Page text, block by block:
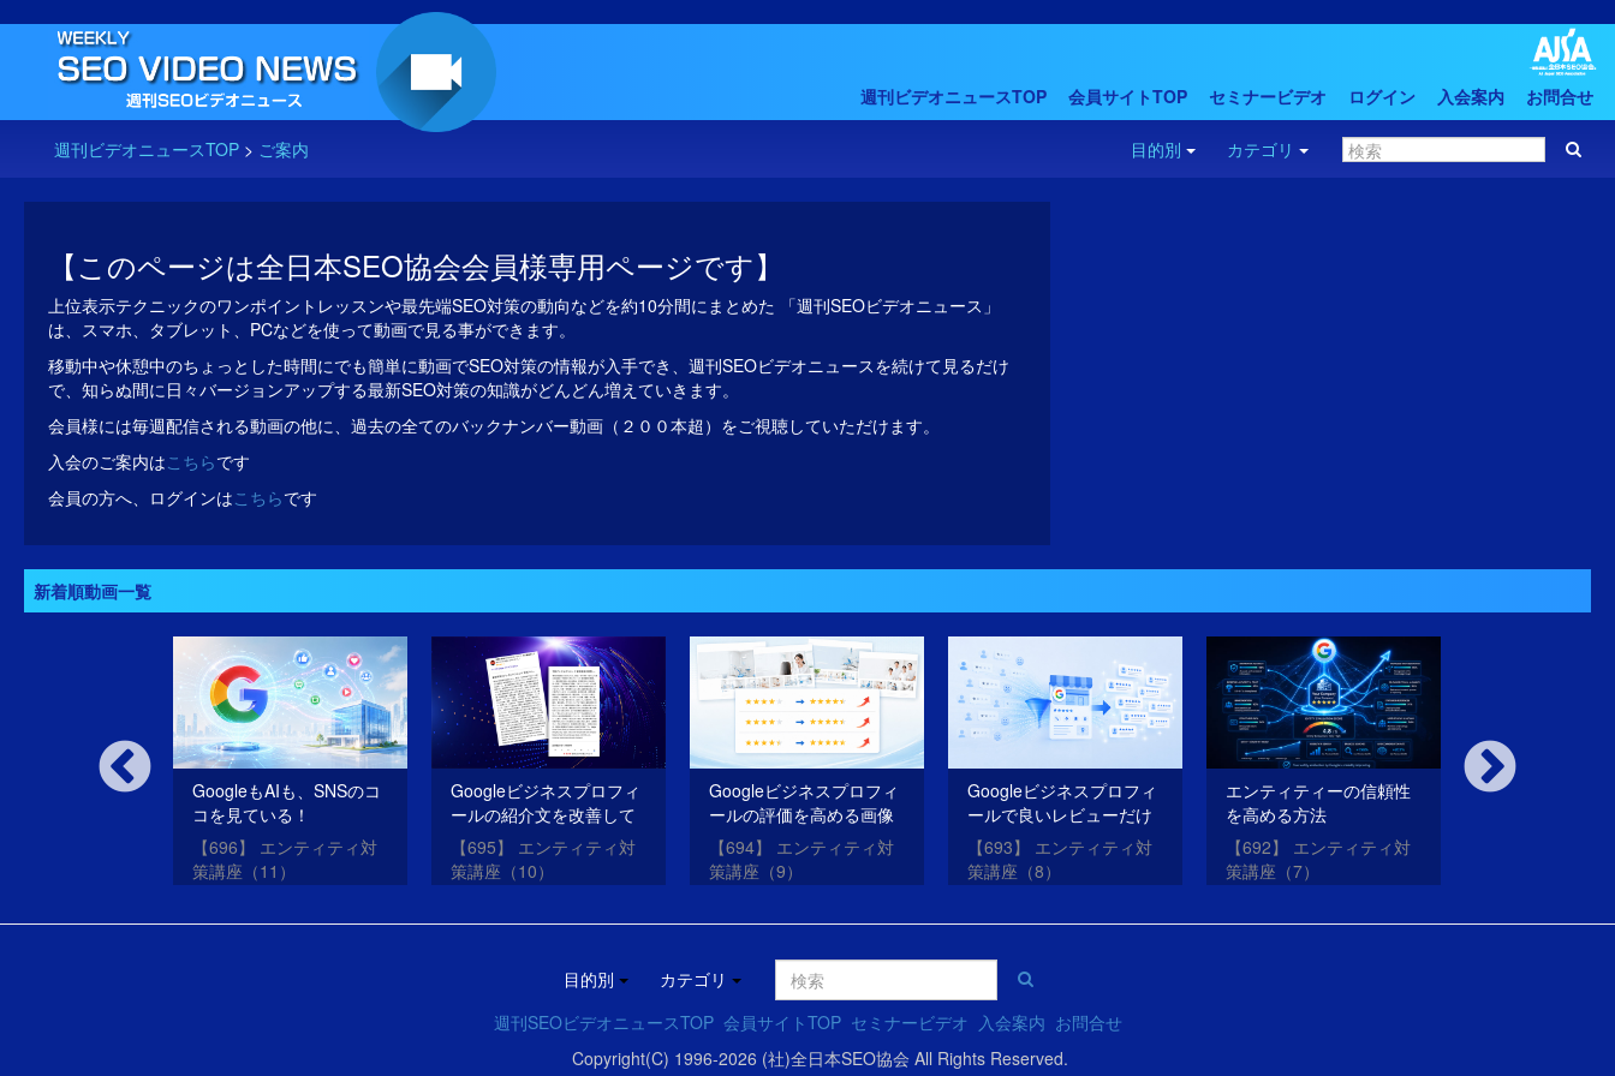
週刊ビデオニュースTOP 会員サイトTOP セミナービデオ ログイン 入会案内 お問合せ
週刊ビデオニュースTOP > ご案内 目的別 カテゴリ
【このページは全日本SEO協会会員様専用ページです】
上位表示テクニックのワンポイントレッスンや最先端SEO対策の動向などを約10分間にまとめた 「週刊SEOビデオニュース」
は、スマホ、タブレット、PCなどを使って動画で見る事ができます。
移動中や休憩中のちょっとした時間にでも簡単に動画でSEO対策の情報が入手でき、週刊SEOビデオニュースを続けて見るだけ
で、知らぬ間に日々バージョンアップする最新SEO対策の知識がどんどん増えていきます。
会員様には毎週配信される動画の他に、過去の全てのバックナンバー動画（２００本超）をご視聴していただけます。
入会のご案内はこちらです
会員の方へ、ログインはこちらです
新着順動画一覧
SEOだけのサ
GoogleもAIも、SNSのコ
コを見ている！
【696】 エンティティ対
策講座（11）
Googleビジネスプロフィ
ールの紹介文を改善して
SEO・MEO・AIOを成功
させる方法
【695】 エンティティ対
策講座（10）
Googleビジネスプロフィ
ールの評価を高める画像
を投稿する方法
【694】 エンティティ対
策講座（9）
Googleビジネスプロフィ
ールで良いレビューだけ
を獲得する方法
【693】 エンティティ対
策講座（8）
エンティティーの信頼性
を高める方法
【692】 エンティティ対
策講座（7）
内部対策も外部
目的別
カテゴリ
週刊SEOビデオニュースTOP 会員サイトTOP セミナービデオ 入会案内 お問合せ
Copyright(C) 1996-2026 (社)全日本SEO協会 All Rights Reserved.